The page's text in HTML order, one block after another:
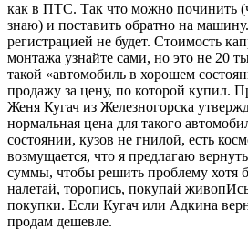
как в ПТС. Так что можно починить
знаю) и поставить обратно на
регистрацией не будет. Стоимость
монтажа узнайте сами, но это не 20
такой «автомобиль в хорошем
продажу за цену, по которой купил.
Женя Кугач из Железногорска
нормальная цена для такого
состоянии, кузов не гнилой, есть
возмущается, что я предлагаю
суммы, чтобы решить проблему хотя
налетай, торопись, покупай
покупки. Если Кугач или Адкина
продам дешевле.